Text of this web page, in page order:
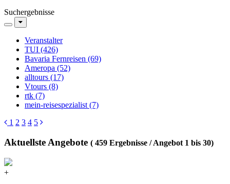
Suchergebnisse
Veranstalter
TUI (426)
Bavaria Fernreisen (69)
Ameropa (52)
alltours (17)
Vtours (8)
rtk (7)
mein-reisespezialist (7)
1 2 3 4 5
Aktuellste Angebote ( 459 Ergebnisse / Angebot 1 bis 30)
+